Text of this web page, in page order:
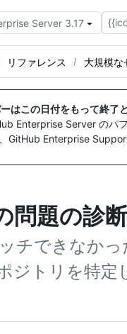
Server 3.17
リファレンス 大規模な
はこの日付をもって終了
Enterprise Server のパ
GitHub Enterprise
問題の診断
チできなか
ジトリを特定